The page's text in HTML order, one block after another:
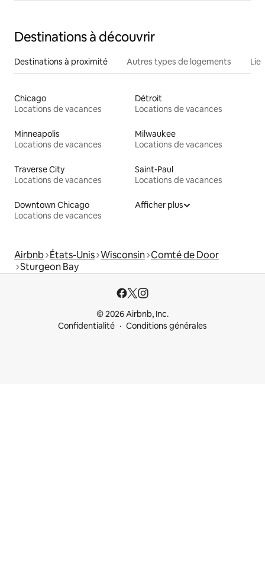
Destinations à découvrir
Destinations à proximité Autres types de logements
Chicago
Locations de vacances
Détroit
Locations de vacances
Minneapolis
Locations de vacances
Milwaukee
Locations de vacances
Traverse City
Locations de vacances
Saint-Paul
Locations de vacances
Downtown Chicago
Locations de vacances
Afficher plus
Airbnb États-Unis Wisconsin Comté de Door
Sturgeon Bay
© 2026 Airbnb, Inc.
Confidentialité
Conditions générales